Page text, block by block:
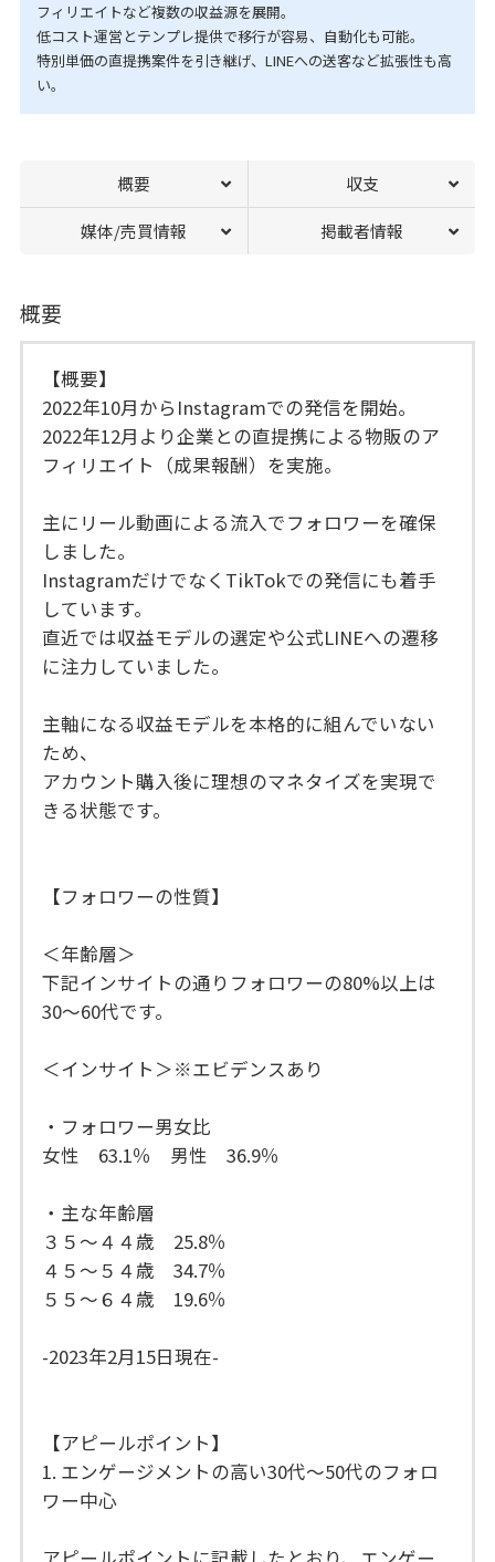
フィリエイトなど複数の収益源を展開。
低コスト運営とテンプレ提供で移行が容易、自動化も可能。
特別単価の直提携案件を引き継げ、LINEへの送客など拡張性も高
い。
概要 収支
媒体/売買情報 掲載者情報
概要
【概要】
2022年10月からInstagramでの発信を開始。
2022年12月より企業との直提携による物販のア
フィリエイト（成果報酬）を実施。
主にリール動画による流入でフォロワーを確保
しました。
InstagramだけでなくTikTokでの発信にも着手
しています。
直近では収益モデルの選定や公式LINEへの遷移
に注力していました。
主軸になる収益モデルを本格的に組んでいない
ため、
アカウント購入後に理想のマネタイズを実現で
きる状態です。
【フォロワーの性質】
＜年齢層＞
下記インサイトの通りフォロワーの80%以上は
30～60代です。
＜インサイト＞※エビデンスあり
・フォロワー男女比
女性 63.1％ 男性 36.9％
・主な年齢層
３５～４４歳 25.8％
４５～５４歳 34.7％
５５～６４歳 19.6％
-2023年2月15日現在-
【アピールポイント】
1. エンゲージメントの高い30代〜50代のフォロ
ワー中心